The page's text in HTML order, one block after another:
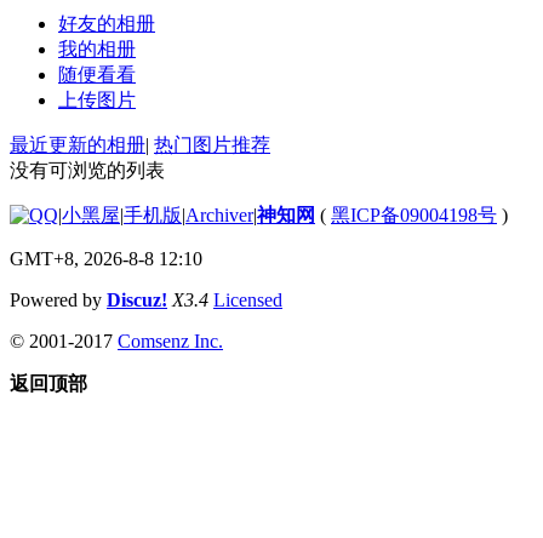
好友的相册
我的相册
随便看看
上传图片
最近更新的相册| 热门图片推荐
没有可浏览的列表
|小黑屋|手机版|Archiver|神知网 ( 黑ICP备09004198号 )
GMT+8, 2026-8-8 12:10
Powered by Discuz! X3.4 Licensed
© 2001-2017 Comsenz Inc.
返回顶部